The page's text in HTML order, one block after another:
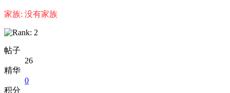
家族: 没有家族
帖子
26
精华
0
积分